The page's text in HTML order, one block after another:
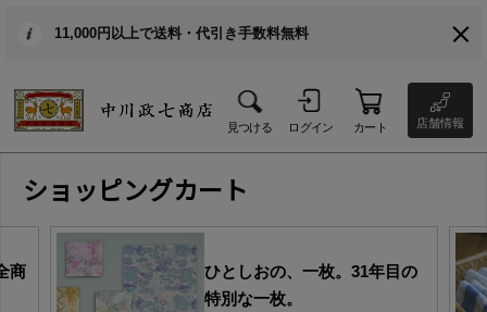
11,000円以上で送料・代引き手数料無料
見つける ログイン カート 店舗情報
ショッピングカート
商
ひとしおの、一枚。31年目の
特別な一枚。